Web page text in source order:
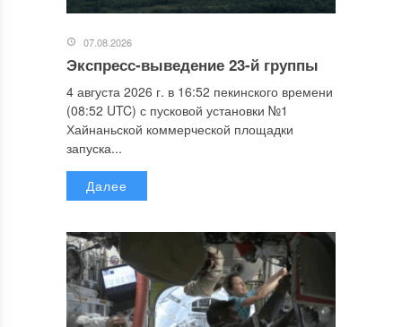
07.08.2026
Экспресс-выведение 23-й группы
4 августа 2026 г. в 16:52 пекинского времени
(08:52 UTC) с пусковой установки №1
Хайнаньской коммерческой площадки
запуска...
Далее